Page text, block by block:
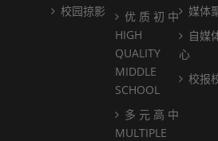
校园掠影
优 质 初 中
HIGH
QUALITY
MIDDLE
SCHOOL
多 元 高 中
MULTIPLE
媒体
自媒
心
校报